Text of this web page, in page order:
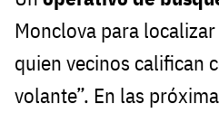
Monclova para
quien vecinos califican
volante”. En las